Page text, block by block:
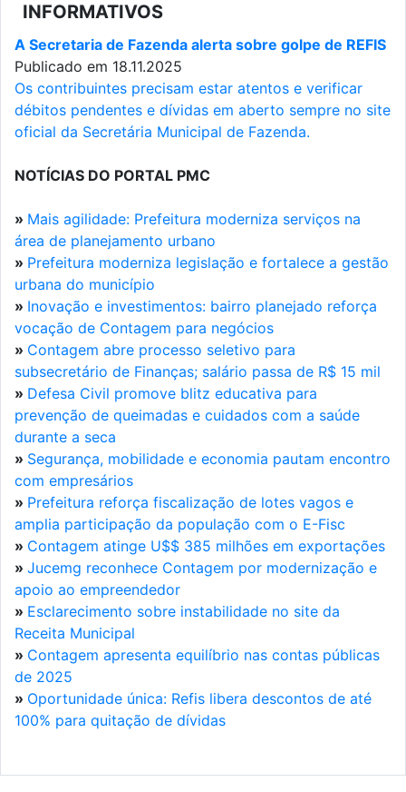
INFORMATIVOS
A Secretaria de Fazenda alerta sobre golpe de REFIS
Publicado em 18.11.2025
Os contribuintes precisam estar atentos e verificar
débitos pendentes e dívidas em aberto sempre no site
oficial da Secretária Municipal de Fazenda.
NOTÍCIAS DO PORTAL PMC
» Mais agilidade: Prefeitura moderniza serviços na
área de planejamento urbano
» Prefeitura moderniza legislação e fortalece a gestão
urbana do município
» Inovação e investimentos: bairro planejado reforça
vocação de Contagem para negócios
» Contagem abre processo seletivo para
subsecretário de Finanças; salário passa de R$ 15 mil
» Defesa Civil promove blitz educativa para
prevenção de queimadas e cuidados com a saúde
durante a seca
» Segurança, mobilidade e economia pautam encontro
com empresários
» Prefeitura reforça fiscalização de lotes vagos e
amplia participação da população com o E-Fisc
» Contagem atinge U$$ 385 milhões em exportações
» Jucemg reconhece Contagem por modernização e
apoio ao empreendedor
» Esclarecimento sobre instabilidade no site da
Receita Municipal
» Contagem apresenta equilíbrio nas contas públicas
de 2025
» Oportunidade única: Refis libera descontos de até
100% para quitação de dívidas